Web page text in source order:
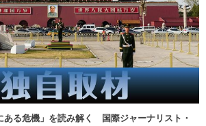
ある危機」を読み解く 国際ジャーナリスト・